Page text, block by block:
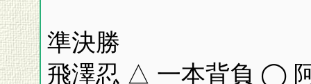
準決勝
飛澤忍 △ 一本背負 ◯